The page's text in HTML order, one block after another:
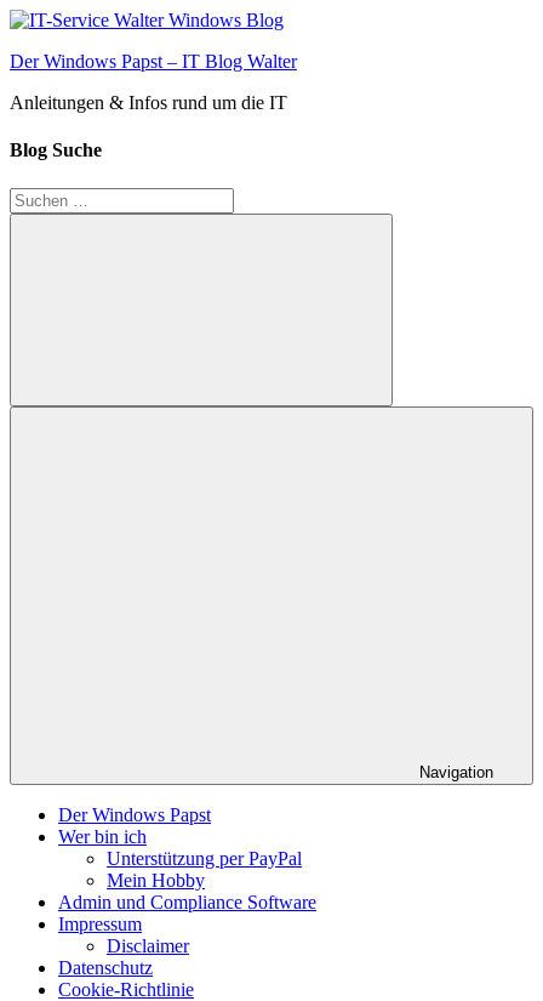
Zum
springen
Der Windows Papst – IT Blog Walter
Anleitungen & Infos rund um die IT
Blog Suche
Suchen
nach:
Suchen
Navigation
Der Windows Papst
Wer bin ich
Unterstützung per PayPal
Mein Hobby
Admin und Compliance Software
Impressum
Disclaimer
Datenschutz
Cookie-Richtlinie